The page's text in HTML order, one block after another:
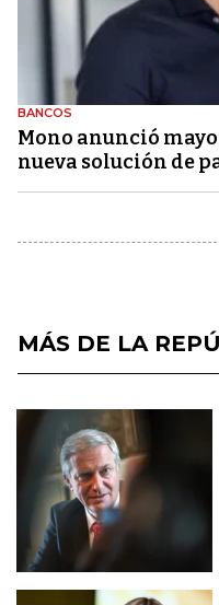
BANCOS
Mono anunció
nueva solución de
MÁS DE LA